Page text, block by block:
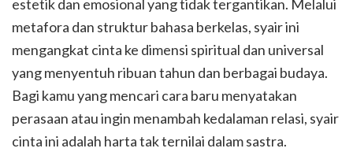
estetik dan emosional yang tidak tergantikan. Melalui
metafora dan struktur bahasa berkelas, syair ini
mengangkat cinta ke dimensi spiritual dan universal
yang menyentuh ribuan tahun dan berbagai budaya.
Bagi kamu yang mencari cara baru menyatakan
perasaan atau ingin menambah kedalaman relasi, syair
cinta ini adalah harta tak ternilai dalam sastra.